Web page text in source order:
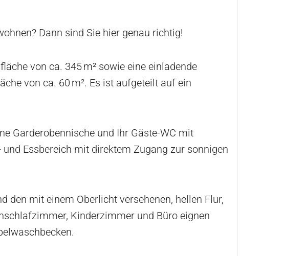
Dann sind Sie hier genau richtig!
von ca. 345 m² sowie eine einladende
von ca. 60 m². Es ist aufgeteilt auf ein
Garderobennische und Ihr Gäste-WC mit
Essbereich mit direktem Zugang zur sonnigen
den mit einem Oberlicht versehenen, hellen Flur,
Kinderzimmer und Büro eignen